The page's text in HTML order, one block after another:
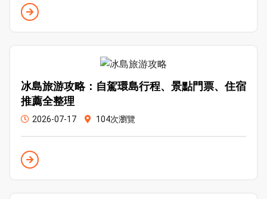
冰島旅游攻略：自駕環島行程、景點門票、住宿
推薦全整理
2026-07-17 104次瀏覽